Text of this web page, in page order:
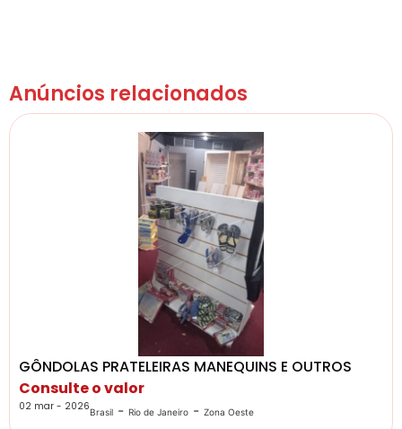
Anúncios relacionados
GÔNDOLAS PRATELEIRAS MANEQUINS E OUTROS
Consulte o valor
02 mar - 2026Brasil - Rio de Janeiro - Zona Oeste